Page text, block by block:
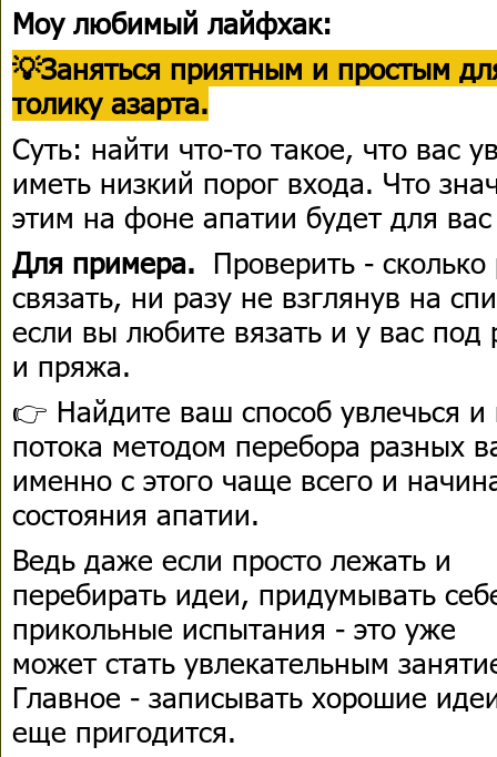
Моу любимый лайфхак:
💡Заняться приятным и простым
толику азарта.
Суть: найти что-то такое, что вас
иметь низкий порог входа. Что
этим на фоне апатии будет для
Для примера. Проверить -
связать, ни разу не взглянув на
если вы любите вязать и у вас под
и пряжа.
👉 Найдите ваш способ увлечься и
потока методом перебора разных
именно с этого чаще всего и
состояния апатии.
Ведь даже если просто лежать и
перебирать идеи, придумывать
прикольные испытания - это уже
может стать увлекательным
Главное - записывать хорошие
еще пригодится.